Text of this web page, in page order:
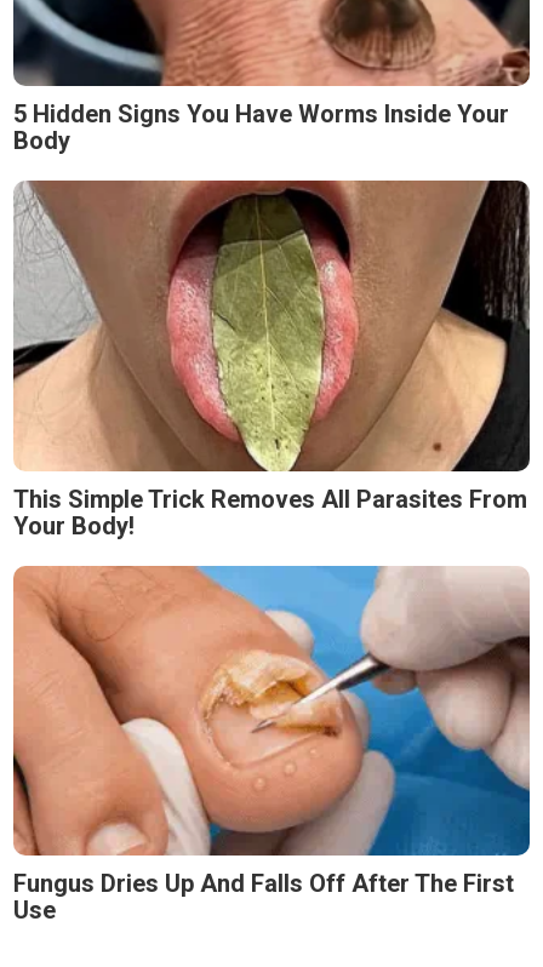
5 Hidden Signs You Have Worms Inside Your
Body
This Simple Trick Removes All Parasites From
Your Body!
Fungus Dries Up And Falls Off After The First
Use